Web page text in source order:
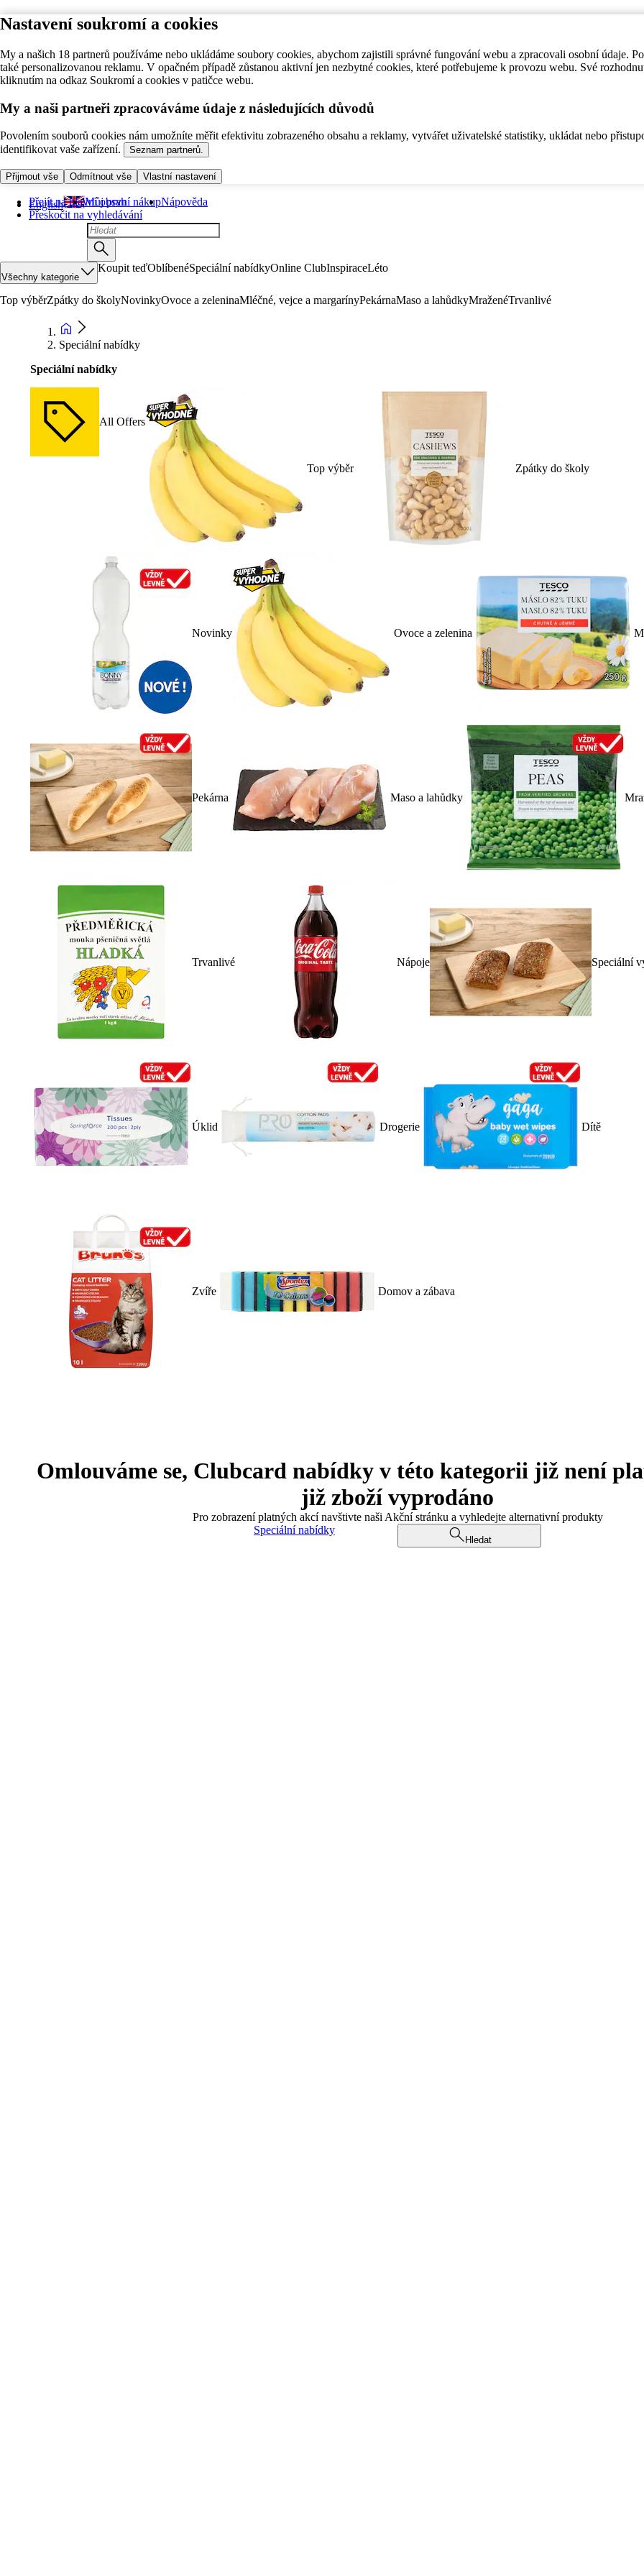
Nastavení soukromí a cookies
My a našich 18 partnerů používáme nebo ukládáme soubory cookies, abychom zajistili správné fungování webu a zpracovali osobní údaje.
také personalizovanou reklamu. V opačném případě zůstanou aktivní jen nezbytné cookies, které potřebujeme k provozu webu. Své
kliknutím na odkaz Soukromí a cookies v patičce webu.
My a naši partneři zpracováváme údaje z následujících důvodů
Povolením souborů cookies nám umožníte měřit efektivitu zobrazeného obsahu a reklamy, vytvářet uživatelské statistiky, ukládat nebo
identifikovat vaše zařízení.
Seznam partnerů.
Přijmout vše Odmítnout vše Vlastní nastavení
Přejít na hlavní obsah
Přeskočit na vyhledávání
English Můj první nákupNápověda
Všechny kategorie
Koupit teďOblíbenéSpeciální nabídkyOnline ClubInspiraceLéto
Top výběrZpátky do školyNovinkyOvoce a zeleninaMléčné, vejce a margarínyPekárnaMaso a lahůdkyMraženéTrvanlivé
Speciální nabídky
Speciální nabídky
All Offers
Top výběr Zpátky do školy
Novinky Ovoce a zelenina
Pekárna Maso a lahůdky
Trvanlivé Nápoje Speciální
Úklid Drogerie Dítě
Zvíře Domov a zábava
Omlouváme se, Clubcard nabídky v této kategorii již není
již zboží vyprodáno
Pro zobrazení platných akcí navštivte naši Akční stránku a vyhledejte alternativní produkty
Speciální nabídky
Hledat